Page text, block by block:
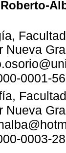
Nueva
0001-
Nueva
0003-